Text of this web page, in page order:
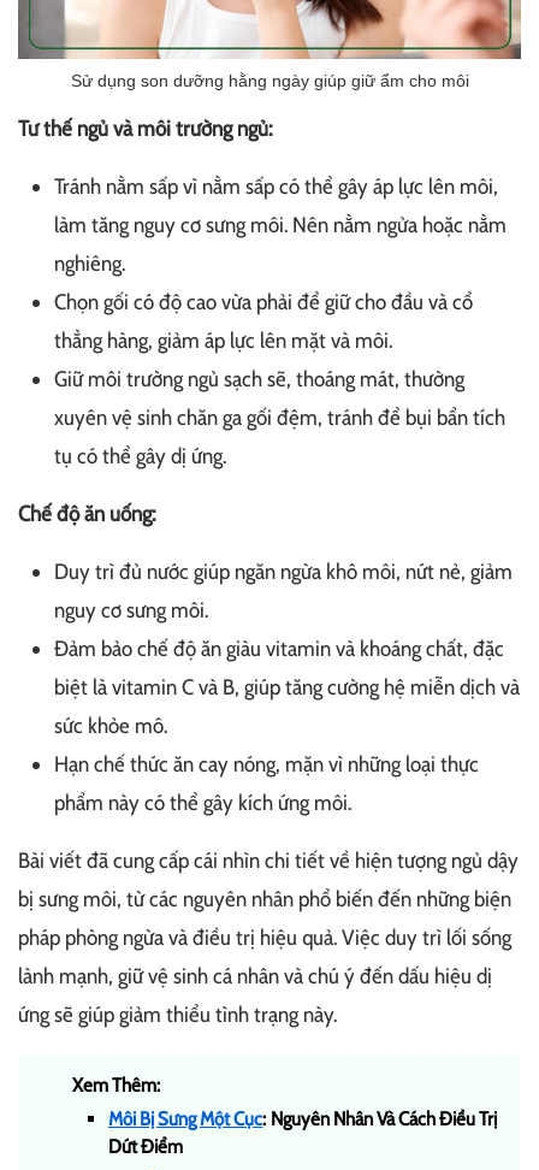
Sử dụng son dưỡng hằng ngày giúp giữ ẩm cho môi
Tư thế ngủ và môi trường ngủ:
Tránh nằm sấp vì nằm sấp có thể gây áp lực lên môi,
làm tăng nguy cơ sưng môi. Nên nằm ngửa hoặc nằm
nghiêng.
Chọn gối có độ cao vừa phải để giữ cho đầu và cổ
thẳng hàng, giảm áp lực lên mặt và môi.
Giữ môi trường ngủ sạch sẽ, thoáng mát, thường
xuyên vệ sinh chăn ga gối đệm, tránh để bụi bẩn tích
tụ có thể gây dị ứng.
Chế độ ăn uống:
Duy trì đủ nước giúp ngăn ngừa khô môi, nứt nẻ, giảm
nguy cơ sưng môi.
Đảm bảo chế độ ăn giàu vitamin và khoáng chất, đặc
biệt là vitamin C và B, giúp tăng cường hệ miễn dịch và
sức khỏe mô.
Hạn chế thức ăn cay nóng, mặn vì những loại thực
phẩm này có thể gây kích ứng môi.
Bài viết đã cung cấp cái nhìn chi tiết về hiện tượng ngủ dậy
bị sưng môi, từ các nguyên nhân phổ biến đến những biện
pháp phòng ngừa và điều trị hiệu quả. Việc duy trì lối sống
lành mạnh, giữ vệ sinh cá nhân và chú ý đến dấu hiệu dị
ứng sẽ giúp giảm thiểu tình trạng này.
Xem Thêm:
Môi Bị Sưng Một Cục: Nguyên Nhân Và Cách Điều Trị
Dứt Điểm